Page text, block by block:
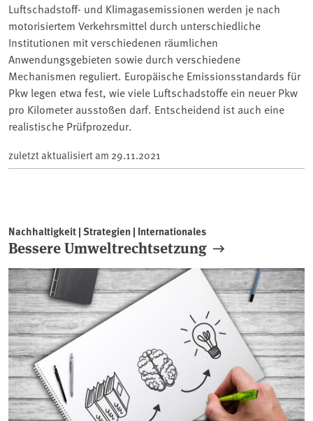
Luftschadstoff- und Klimagasemissionen werden je nach
motorisiertem Verkehrsmittel durch unterschiedliche
Institutionen mit verschiedenen räumlichen
Anwendungsgebieten sowie durch verschiedene
Mechanismen reguliert. Europäische Emissionsstandards für
Pkw legen etwa fest, wie viele Luftschadstoffe ein neuer Pkw
pro Kilometer ausstoßen darf. Entscheidend ist auch eine
realistische Prüfprozedur.
zuletzt aktualisiert am 29.11.2021
Nachhaltigkeit | Strategien | Internationales
Bessere Umweltrechtsetzung